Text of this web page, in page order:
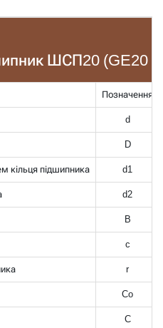
ШСП20 (GE20
Позначення
d
D
кільця підшипника d1
d2
B
c
r
Co
C